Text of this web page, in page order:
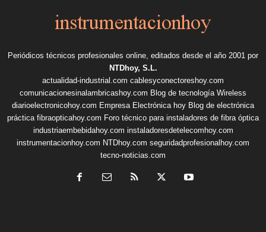
Periódicos técnicos profesionales online, editados desde el año 2001 por
NTDhoy, S.L.
actualidad-industrial.com cablesyconectoreshoy.com
comunicacionesinalambricashoy.com Blog de tecnología Wireless
diarioelectronicohoy.com Empresa Electrónica hoy Blog de electrónica
práctica fibraopticahoy.com Foro técnico para instaladores de fibra óptica
industriaembebidahoy.com instaladoresdetelecomhoy.com
instrumentacionhoy.com NTDhoy.com seguridadprofesionalhoy.com
tecno-noticias.com